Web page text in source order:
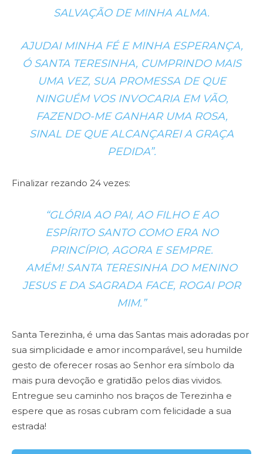
SALVAÇÃO DE MINHA ALMA.
AJUDAI MINHA FÉ E MINHA ESPERANÇA,
Ó SANTA TERESINHA, CUMPRINDO MAIS
UMA VEZ, SUA PROMESSA DE QUE
NINGUÉM VOS INVOCARIA EM VÃO,
FAZENDO-ME GANHAR UMA ROSA,
SINAL DE QUE ALCANÇAREI A GRAÇA
PEDIDA”.
Finalizar rezando 24 vezes:
“GLÓRIA AO PAI, AO FILHO E AO
ESPÍRITO SANTO COMO ERA NO
PRINCÍPIO, AGORA E SEMPRE.
AMÉM! SANTA TERESINHA DO MENINO
JESUS E DA SAGRADA FACE, ROGAI POR
MIM.”
Santa Terezinha, é uma das Santas mais adoradas por
sua simplicidade e amor incomparável, seu humilde
gesto de oferecer rosas ao Senhor era símbolo da
mais pura devoção e gratidão pelos dias vividos.
Entregue seu caminho nos braços de Terezinha e
espere que as rosas cubram com felicidade a sua
estrada!